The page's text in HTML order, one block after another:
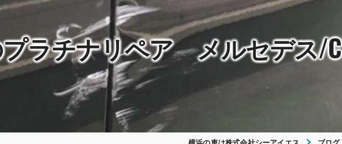
ラチナリペア メルセデス/C
横浜の車は株式会社シーアイエス ブログ